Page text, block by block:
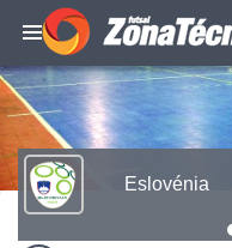
Eslovénia